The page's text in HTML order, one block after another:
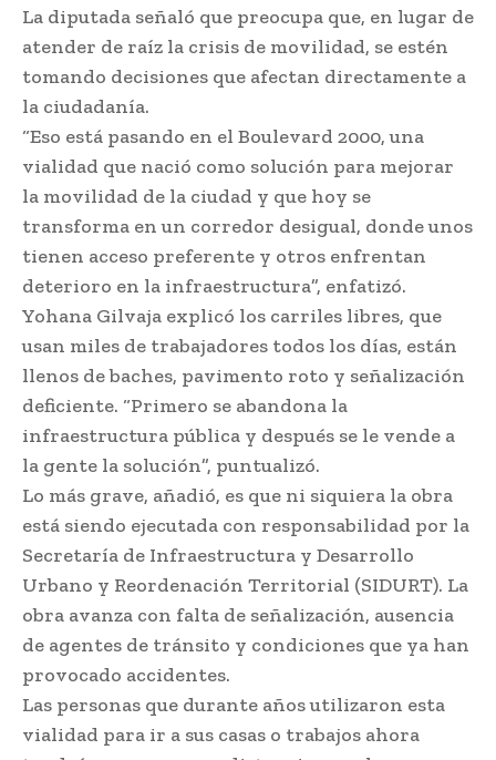
La diputada señaló que preocupa que, en lugar de
atender de raíz la crisis de movilidad, se estén
tomando decisiones que afectan directamente a
la ciudadanía.
“Eso está pasando en el Boulevard 2000, una
vialidad que nació como solución para mejorar
la movilidad de la ciudad y que hoy se
transforma en un corredor desigual, donde unos
tienen acceso preferente y otros enfrentan
deterioro en la infraestructura”, enfatizó.
Yohana Gilvaja explicó los carriles libres, que
usan miles de trabajadores todos los días, están
llenos de baches, pavimento roto y señalización
deficiente. “Primero se abandona la
infraestructura pública y después se le vende a
la gente la solución”, puntualizó.
Lo más grave, añadió, es que ni siquiera la obra
está siendo ejecutada con responsabilidad por la
Secretaría de Infraestructura y Desarrollo
Urbano y Reordenación Territorial (SIDURT). La
obra avanza con falta de señalización, ausencia
de agentes de tránsito y condiciones que ya han
provocado accidentes.
Las personas que durante años utilizaron esta
vialidad para ir a sus casas o trabajos ahora